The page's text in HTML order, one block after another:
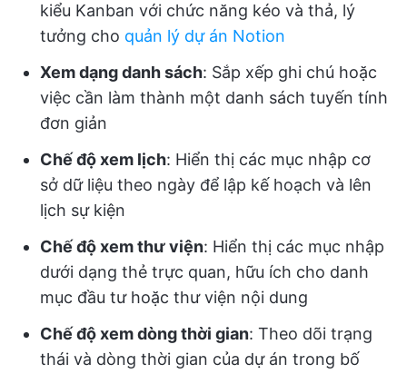
kiểu Kanban với chức năng kéo và thả, lý
tưởng cho quản lý dự án Notion
Xem dạng danh sách: Sắp xếp ghi chú hoặc
việc cần làm thành một danh sách tuyến tính
đơn giản
Chế độ xem lịch: Hiển thị các mục nhập cơ
sở dữ liệu theo ngày để lập kế hoạch và lên
lịch sự kiện
Chế độ xem thư viện: Hiển thị các mục nhập
dưới dạng thẻ trực quan, hữu ích cho danh
mục đầu tư hoặc thư viện nội dung
Chế độ xem dòng thời gian: Theo dõi trạng
thái và dòng thời gian của dự án trong bố